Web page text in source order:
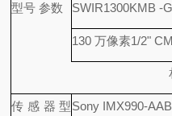
型号 参数 SWIR1300KMB -
130 万像素1/2"
传感器型Sony IMX990-